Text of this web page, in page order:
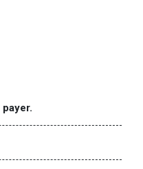
payer.